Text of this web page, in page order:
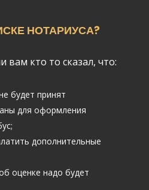
НОТАРИУСА?
вам кто то сказал, что:
будет принят
для оформления
дополнительные
оценке надо будет